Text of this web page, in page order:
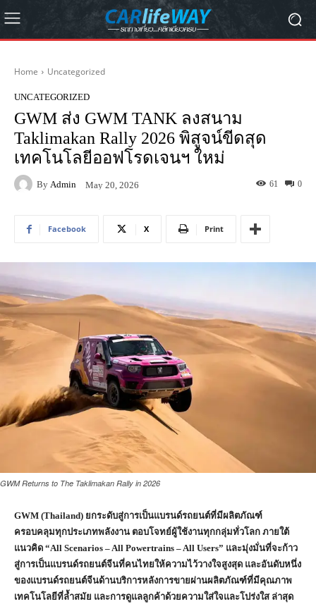
Home Uncategorized
UNCATEGORIZED
GWM ส่ง GWM TANK ลงสนาม
Taklimakan Rally 2026 พิสูจน์ขีดสุด
เทคโนโลยีออฟโรดเจนฯ ใหม่
By Admin May 20, 2026 0
61
Facebook X Print
GWM Returns to The Taklimakan Rally in 2026
GWM (Thailand) ยกระดับสู่การเป็นแบรนด์รถยนต์ที่มีผลิตภัณฑ์
ครอบคลุมทุกประเภทพลังงาน ตอบโจทย์ผู้ใช้งานทุกกลุ่มทั่วโลก ภายใต้
แนวคิด “All Scenarios – All Powertrains – All Users” และมุ่งมั่นที่จะก้าว
สู่การเป็นแบรนด์รถยนต์จีนที่คนไทยให้ความไว้วางใจสูงสุด และอันดับหนึ่ง
ของแบรนด์รถยนต์จีนด้านบริการหลังการขายผ่านผลิตภัณฑ์ที่มีคุณภาพ
เทคโนโลยีที่ล้ำสมัย และการดูแลลูกค้าด้วยความใส่ใจและโปร่งใส ล่าสุด